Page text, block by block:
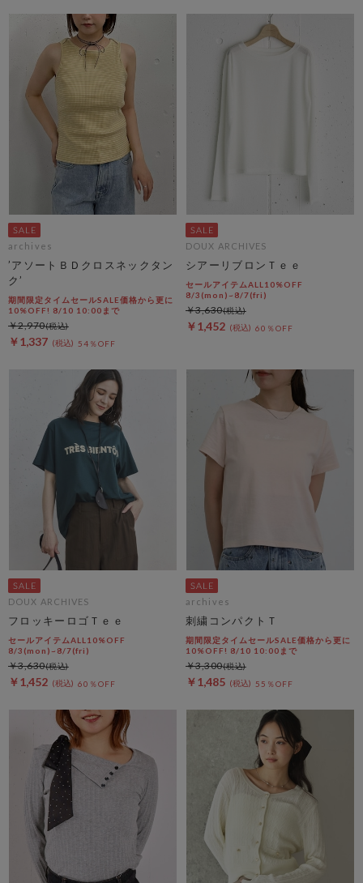
archives
’アソートＢＤクロスネックタン
ク’
期間限定タイムセールSALE価格から更に
10%OFF! 8/10 10:00まで
￥1,337 54％OFF
￥2,970
DOUX ARCHIVES
シアーリブロンＴｅｅ
セールアイテムALL10%OFF
8/3(mon)~8/7(fri)
￥1,452 60％OFF
￥3,630
DOUX ARCHIVES
フロッキーロゴＴｅｅ
セールアイテムALL10%OFF
8/3(mon)~8/7(fri)
￥1,452 60％OFF
￥3,630
archives
刺繍コンパクトＴ
期間限定タイムセールSALE価格から更に
10%OFF! 8/10 10:00まで
￥1,485 55％OFF
￥3,300